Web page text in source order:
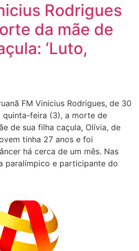
Rodrigues
da mãe de
‘Luto,
FM Vinicius Rodrigues, de 30
quinta-feira (3), a morte de
de sua filha caçula, Olívia, de
tinha 27 anos e foi
há cerca de um mês. Nas
paralímpico e participante do